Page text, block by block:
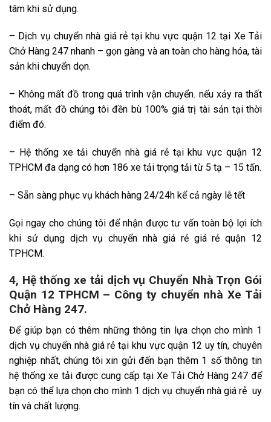
tâm khi sử dụng.
– Dịch vụ chuyển nhà giá rẻ tại khu vực quận 12 tại Xe Tải
Chở Hàng 247 nhanh – gọn gàng và an toàn cho hàng hóa, tài
sản khi chuyển dọn.
– Không mất đồ trong quá trình vận chuyển. nếu xảy ra thất
thoát, mất đồ chúng tôi đền bù 100% giá trị tài sản tại thời
điểm đó.
– Hệ thống xe tải chuyển nhà giá rẻ tại khu vực quận 12
TPHCM đa dạng có hơn 186 xe tải trọng tải từ 5 tạ – 15 tấn.
– Sẵn sàng phục vụ khách hàng 24/24h kể cả ngày lễ tết
Gọi ngay cho chúng tôi để nhận được tư vấn toàn bộ lợi ích
khi sử dụng dịch vụ chuyển nhà giá rẻ giá rẻ quận 12
TPHCM.
4, Hệ thống xe tải dịch vụ Chuyển Nhà Trọn Gói
Quận 12 TPHCM – Công ty chuyển nhà Xe Tải
Chở Hàng 247.
Để giúp bạn có thêm những thông tin lựa chọn cho mình 1
dịch vụ chuyển nhà giá rẻ tại khu vực quận 12 uy tín, chuyên
nghiệp nhất, chúng tôi xin gửi đến bạn thêm 1 số thông tin
hệ thống xe tải được cung cấp tại Xe Tải Chở Hàng 247 để
bạn có thể lựa chọn cho mình 1 dịch vụ chuyển nhà giá rẻ uy
tín và chất lượng.